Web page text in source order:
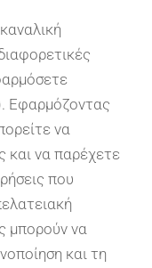
Εφαρμόζοντας
να
και να παρέχετε
που
μπορούν να
και τη